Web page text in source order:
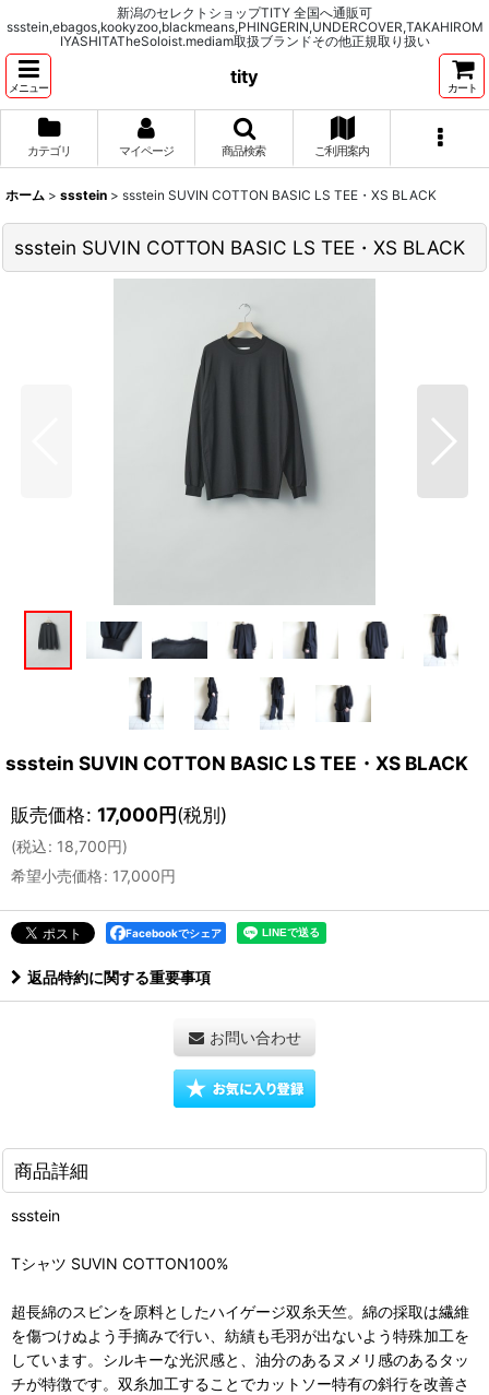
新潟のセレクトショップTITY 全国へ通販可
ssstein,ebagos,kookyzoo,blackmeans,PHINGERIN,UNDERCOVER,TAKAHIROM
IYASHITATheSoloist.mediam取扱ブランドその他正規取り扱い
メニュー
tity
カート
カテゴリ マイページ 商品検索 ご利用案内
ホーム > ssstein > ssstein SUVIN COTTON BASIC LS TEE・XS BLACK
ssstein SUVIN COTTON BASIC LS TEE・XS BLACK
ssstein SUVIN COTTON BASIC LS TEE・XS BLACK
販売価格: 17,000円(税別)
(税込: 18,700円)
希望小売価格: 17,000円
Facebookでシェア
返品特約に関する重要事項
お問い合わせ
商品詳細
ssstein
Tシャツ SUVIN COTTON100%
超長綿のスビンを原料としたハイゲージ双糸天竺。綿の採取は繊維
を傷つけぬよう手摘みで行い、紡績も毛羽が出ないよう特殊加工を
しています。シルキーな光沢感と、油分のあるヌメリ感のあるタッ
チが特徴です。双糸加工することでカットソー特有の斜行を改善さ